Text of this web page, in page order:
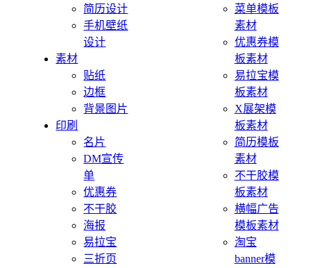
简历设计
手机壁纸
设计
素材
贴纸
边框
背景图片
印刷
名片
DM宣传
单
优惠券
不干胶
海报
易拉宝
三折页
菜单模板
素材
优惠券模
板素材
易拉宝模
板素材
X展架模
板素材
简历模板
素材
不干胶模
板素材
横幅广告
模板素材
淘宝
banner模